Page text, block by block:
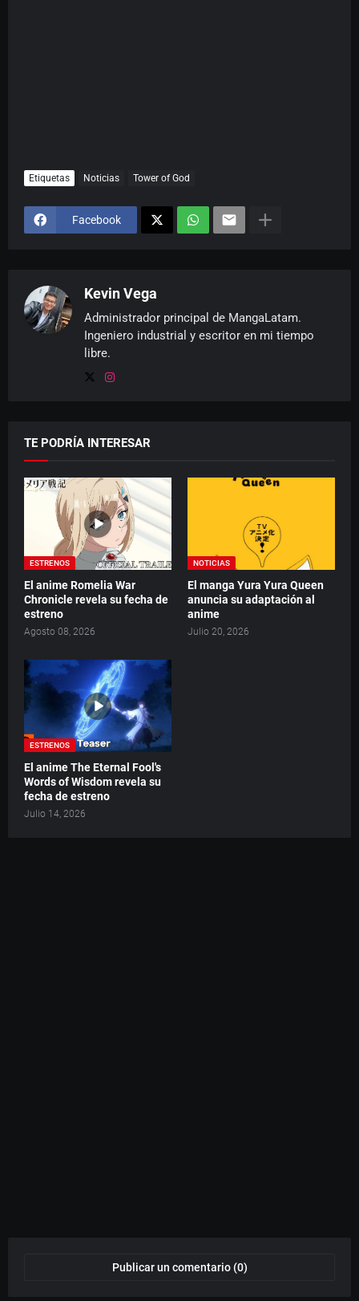
Etiquetas Noticias Tower of God
Facebook
Kevin Vega
Administrador principal de MangaLatam.
Ingeniero industrial y escritor en mi tiempo
libre.
TE PODRÍA INTERESAR
ESTRENOS
El anime Romelia War
Chronicle revela su fecha de
estreno
Agosto 08, 2026
NOTICIAS
El manga Yura Yura Queen
anuncia su adaptación al
anime
Julio 20, 2026
ESTRENOS
El anime The Eternal Fool's
Words of Wisdom revela su
fecha de estreno
Julio 14, 2026
Publicar un comentario (0)